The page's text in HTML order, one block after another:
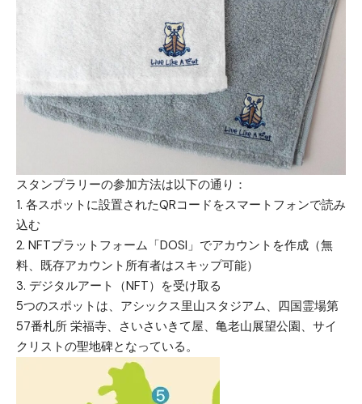
スタンプラリーの参加方法は以下の通り：
1. 各スポットに設置されたQRコードをスマートフォンで読み
込む
2. NFTプラットフォーム「DOSI」でアカウントを作成（無
料、既存アカウント所有者はスキップ可能）
3. デジタルアート（NFT）を受け取る
5つのスポットは、アシックス里山スタジアム、四国霊場第
57番札所 栄福寺、さいさいきて屋、亀老山展望公園、サイ
クリストの聖地碑となっている。